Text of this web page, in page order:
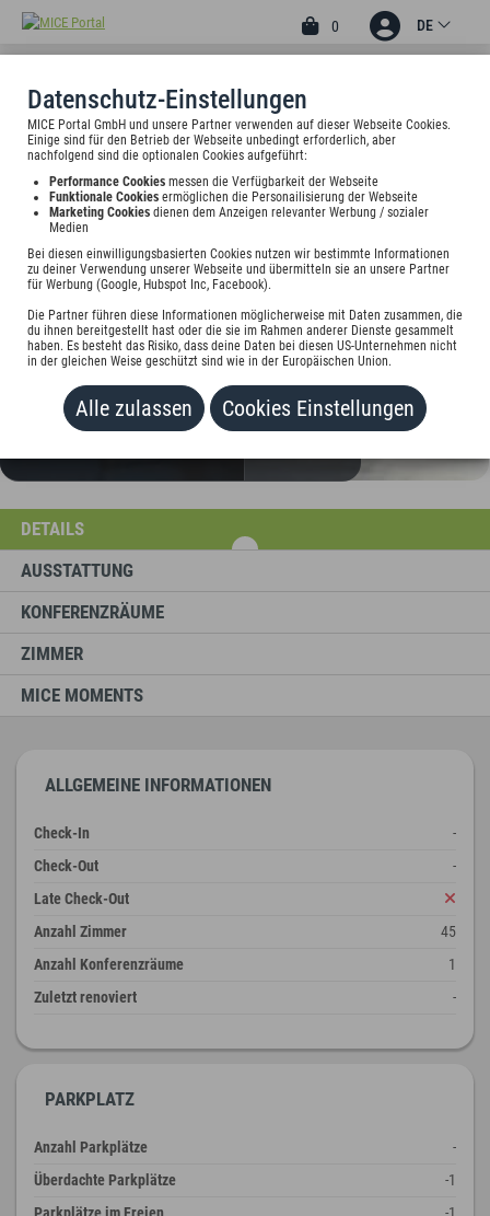
Datenschutz-Einstellungen
MICE Portal GmbH und unsere Partner verwenden auf dieser Webseite Cookies.
Einige sind für den Betrieb der Webseite unbedingt erforderlich, aber
nachfolgend sind die optionalen Cookies aufgeführt:
Performance Cookies messen die Verfügbarkeit der Webseite
Funktionale Cookies ermöglichen die Personailisierung der Webseite
Marketing Cookies dienen dem Anzeigen relevanter Werbung / sozialer
Medien
Bei diesen einwilligungsbasierten Cookies nutzen wir bestimmte Informationen
zu deiner Verwendung unserer Webseite und übermitteln sie an unsere Partner
für Werbung (Google, Hubspot Inc, Facebook).
Die Partner führen diese Informationen möglicherweise mit Daten zusammen, die
du ihnen bereitgestellt hast oder die sie im Rahmen anderer Dienste gesammelt
haben. Es besteht das Risiko, dass deine Daten bei diesen US-Unternehmen nicht
in der gleichen Weise geschützt sind wie in der Europäischen Union.
Alle zulassen Cookies Einstellungen
0 DE
3
MOTEL AVUS
Halenseestr. 51, 14055 Berlin, Deutschland
HINZUFÜGEN
DETAILS
AUSSTATTUNG
KONFERENZRÄUME
ZIMMER
MICE MOMENTS
ALLGEMEINE INFORMATIONEN
Check-In
-
Check-Out
-
Late Check-Out
Anzahl Zimmer
45
Anzahl Konferenzräume
1
Zuletzt renoviert
-
PARKPLATZ
Anzahl Parkplätze
-
Überdachte Parkplätze
-1